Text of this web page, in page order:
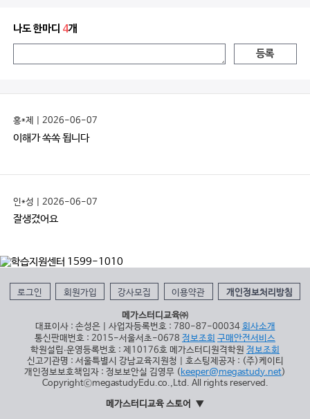
나도 한마디 4개
등록
홍*제 | 2026-06-07
이해가 쏙쏙 됩니다
인*성 | 2026-06-07
잘생겼어요
로그인 회원가입 강사모집 이용약관 개인정보처리방침
메가스터디교육㈜
대표이사 : 손성은 | 사업자등록번호 : 780-87-00034 회사소개
통신판매번호 : 2015-서울서초-0678 정보조회 구매안전서비스
학원설립∙운영등록번호 : 제10176호 메가스터디원격학원 정보조회
신고기관명 : 서울특별시 강남교육지원청 | 호스팅제공자 : (주)케이티
개인정보보호책임자 : 정보보안실 김영무 (keeper@megastudy.net)
CopyrightⓒmegastudyEdu.co.,Ltd. All rights reserved.
메가스터디교육 스토어